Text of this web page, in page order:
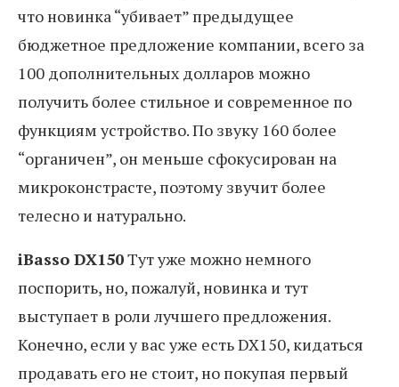
что новинка “убивает” предыдущее
бюджетное предложение компании, всего за
100 дополнительных долларов можно
получить более стильное и современное по
функциям устройство. По звуку 160 более
“органичен”, он меньше сфокусирован на
микроконстрасте, поэтому звучит более
телесно и натурально.
iBasso DX150Тут уже можно немного
поспорить, но, пожалуй, новинка и тут
выступает в роли лучшего предложения.
Конечно, если у вас уже есть DX150, кидаться
продавать его не стоит, но покупая первый